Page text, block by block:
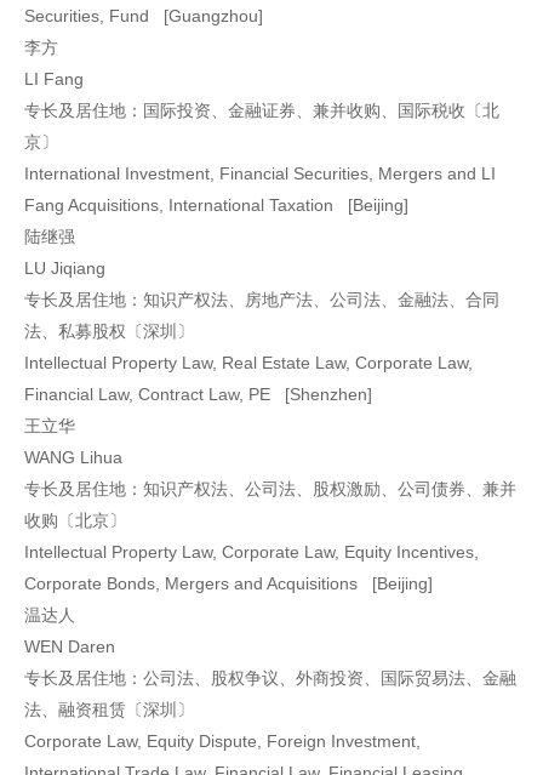
Securities, Fund [Guangzhou]
李方
LI Fang
专长及居住地：国际投资、金融证券、兼并收购、国际税收〔北
京〕
International Investment, Financial Securities, Mergers and LI
Fang Acquisitions, International Taxation [Beijing]
陆继强
LU Jiqiang
专长及居住地：知识产权法、房地产法、公司法、金融法、合同
法、私募股权〔深圳〕
Intellectual Property Law, Real Estate Law, Corporate Law,
Financial Law, Contract Law, PE [Shenzhen]
王立华
WANG Lihua
专长及居住地：知识产权法、公司法、股权激励、公司债券、兼并
收购〔北京〕
Intellectual Property Law, Corporate Law, Equity Incentives,
Corporate Bonds, Mergers and Acquisitions [Beijing]
温达人
WEN Daren
专长及居住地：公司法、股权争议、外商投资、国际贸易法、金融
法、融资租赁〔深圳〕
Corporate Law, Equity Dispute, Foreign Investment,